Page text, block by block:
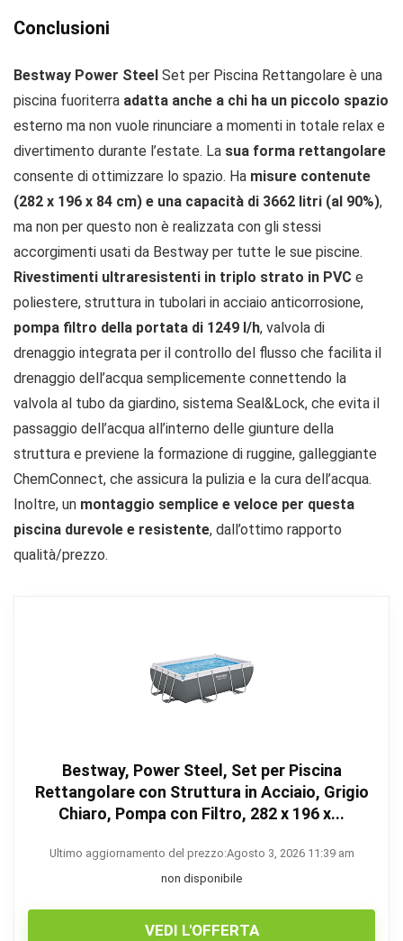
Conclusioni
Bestway Power Steel Set per Piscina Rettangolare è una
piscina fuoriterra adatta anche a chi ha un piccolo spazio
esterno ma non vuole rinunciare a momenti in totale relax e
divertimento durante l’estate. La sua forma rettangolare
consente di ottimizzare lo spazio. Ha misure contenute
(282 x 196 x 84 cm) e una capacità di 3662 litri (al 90%),
ma non per questo non è realizzata con gli stessi
accorgimenti usati da Bestway per tutte le sue piscine.
Rivestimenti ultraresistenti in triplo strato in PVC e
poliestere, struttura in tubolari in acciaio anticorrosione,
pompa filtro della portata di 1249 l/h, valvola di
drenaggio integrata per il controllo del flusso che facilita il
drenaggio dell’acqua semplicemente connettendo la
valvola al tubo da giardino, sistema Seal&Lock, che evita il
passaggio dell’acqua all’interno delle giunture della
struttura e previene la formazione di ruggine, galleggiante
ChemConnect, che assicura la pulizia e la cura dell’acqua.
Inoltre, un montaggio semplice e veloce per questa
piscina durevole e resistente, dall’ottimo rapporto
qualità/prezzo.
Bestway, Power Steel, Set per Piscina
Rettangolare con Struttura in Acciaio, Grigio
Chiaro, Pompa con Filtro, 282 x 196 x...
Ultimo aggiornamento del prezzo:Agosto 3, 2026 11:39 am
non disponibile
VEDI L'OFFERTA